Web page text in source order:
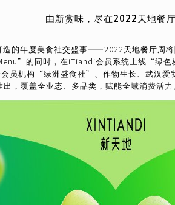
由新赏味，尽在2022天地餐
造的年度美食社交盛事——2022天地餐厅周
的同时，在iTiandi会员系统上线“绿色
员机构“绿洲盛食社”、作物生长、武汉
覆盖全业态、多品类，赋能全域消费活力